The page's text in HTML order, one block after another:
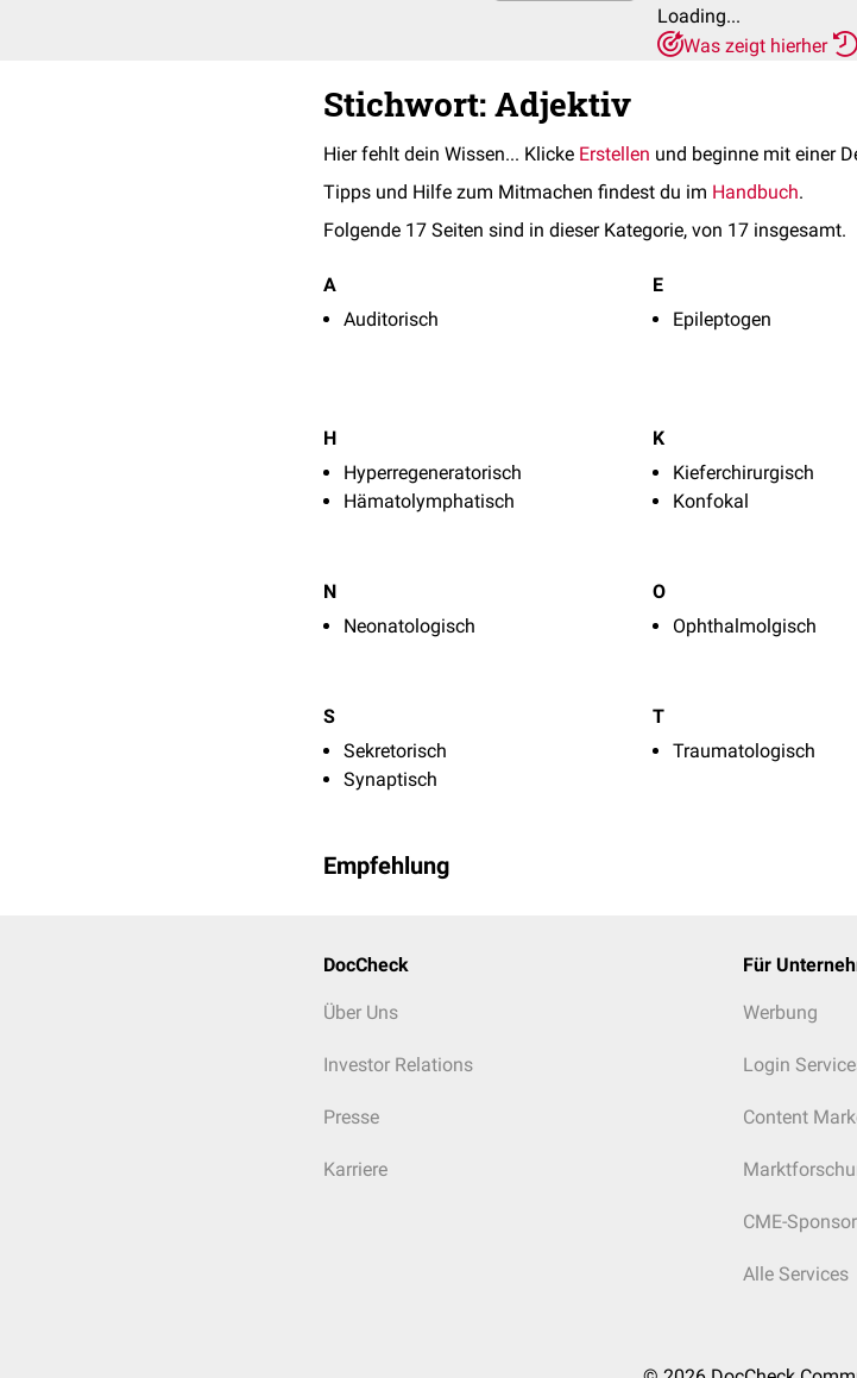
Loading...
Was zeigt hierher
Stichwort: Adjektiv
Hier fehlt dein Wissen... Klicke Erstellen und beginne mit einer
Tipps und Hilfe zum Mitmachen findest du im Handbuch.
Folgende 17 Seiten sind in dieser Kategorie, von 17 insgesamt.
A
Auditorisch
E
Epileptogen
H
Hyperregeneratorisch
Hämatolymphatisch
K
Kieferchirurgisch
Konfokal
N
Neonatologisch
O
Ophthalmolgisch
S
Sekretorisch
Synaptisch
T
Traumatologisch
Empfehlung
DocCheck
Über Uns
Investor Relations
Presse
Karriere
Für
Werbung
Login
Content
CME-
Alle Services